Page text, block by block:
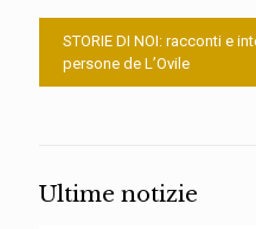
STORIE DI NOI: racconti e
persone de L’Ovile
Ultime notizie